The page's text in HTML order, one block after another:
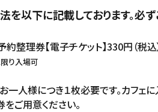
以下に記載しております。必ず
整理券【電子チケット】330円（税込
り入場可
一人様につき１枚必要です。カフェ
ご用意ください。